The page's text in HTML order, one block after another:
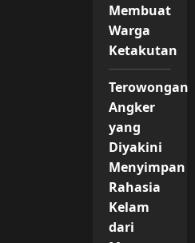
Membuat
Warga
Ketakutan
Terowongan
Angker
yang
Diyakini
Menyimpan
Rahasia
Kelam
dari